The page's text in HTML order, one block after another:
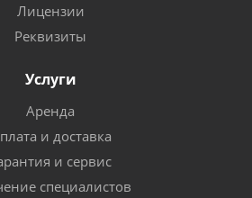
Лицензии
Реквизиты
Услуги
Аренда
и доставка
и сервис
специалистов